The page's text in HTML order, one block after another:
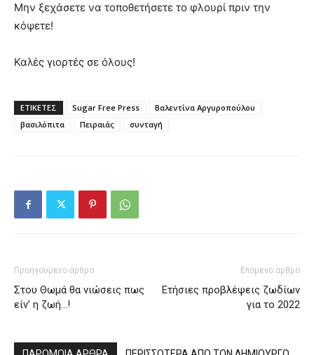
Μην ξεχάσετε να τοποθετήσετε το φλουρί πριν την
κόψετε!
Καλές γιορτές σε όλους!
ΕΤΙΚΕΤΕΣ Sugar Free Press
Βαλεντίνα Αργυροπούλου
βασιλόπιτα
Πειραιάς συνταγή
Προηγούμενο άρθρο
Στου Θωμά θα νιώσεις πως
είν’ η ζωή…!
Επόμενο άρθρο
Ετήσιες προβλέψεις ζωδίων
για το 2022